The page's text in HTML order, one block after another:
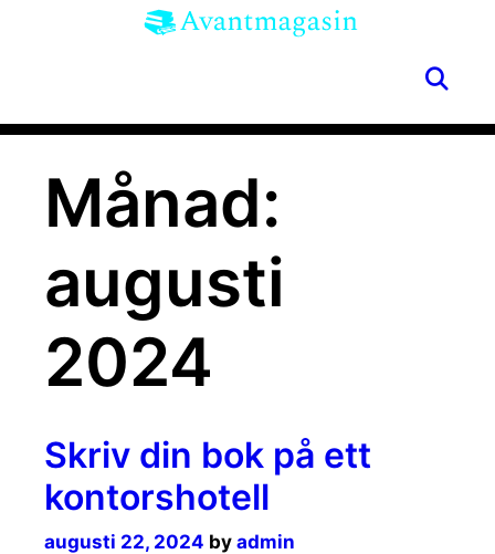
Månad:
augusti
2024
Skriv din bok på ett
kontorshotell
augusti 22, 2024 by admin